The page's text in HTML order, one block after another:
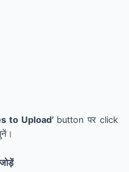
to Upload’button पर click